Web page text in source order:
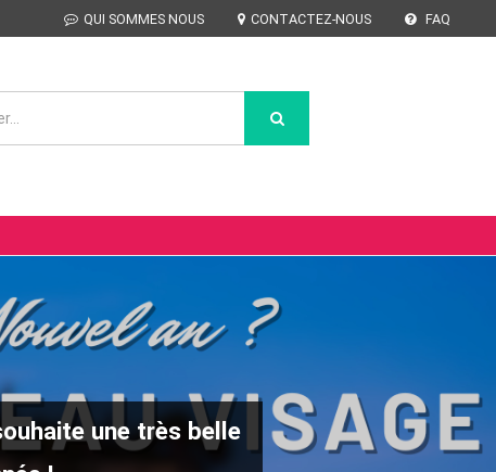
QUI SOMMES NOUS CONTACTEZ-NOUS FAQ
une très belle